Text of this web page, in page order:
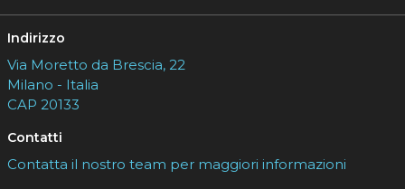
Indirizzo
Via Moretto da Brescia, 22
Milano - Italia
CAP 20133
Contatti
Contatta il nostro team per maggiori informazioni